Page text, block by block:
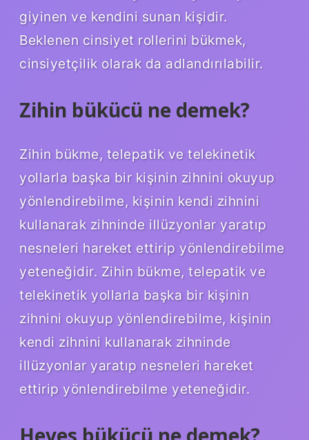
giyinen ve kendini sunan kişidir.
Beklenen cinsiyet rollerini bükmek,
cinsiyetçilik olarak da adlandırılabilir.
Zihin bükücü ne demek?
Zihin bükme, telepatik ve telekinetik
yollarla başka bir kişinin zihnini okuyup
yönlendirebilme, kişinin kendi zihnini
kullanarak zihninde illüzyonlar yaratıp
nesneleri hareket ettirip yönlendirebilme
yeteneğidir. Zihin bükme, telepatik ve
telekinetik yollarla başka bir kişinin
zihnini okuyup yönlendirebilme, kişinin
kendi zihnini kullanarak zihninde
illüzyonlar yaratıp nesneleri hareket
ettirip yönlendirebilme yeteneğidir.